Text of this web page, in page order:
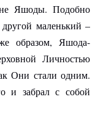
Яшоды. Подобно
маленький –
образом, Яшода-
Личностью
Они стали одним.
и забрал с собой